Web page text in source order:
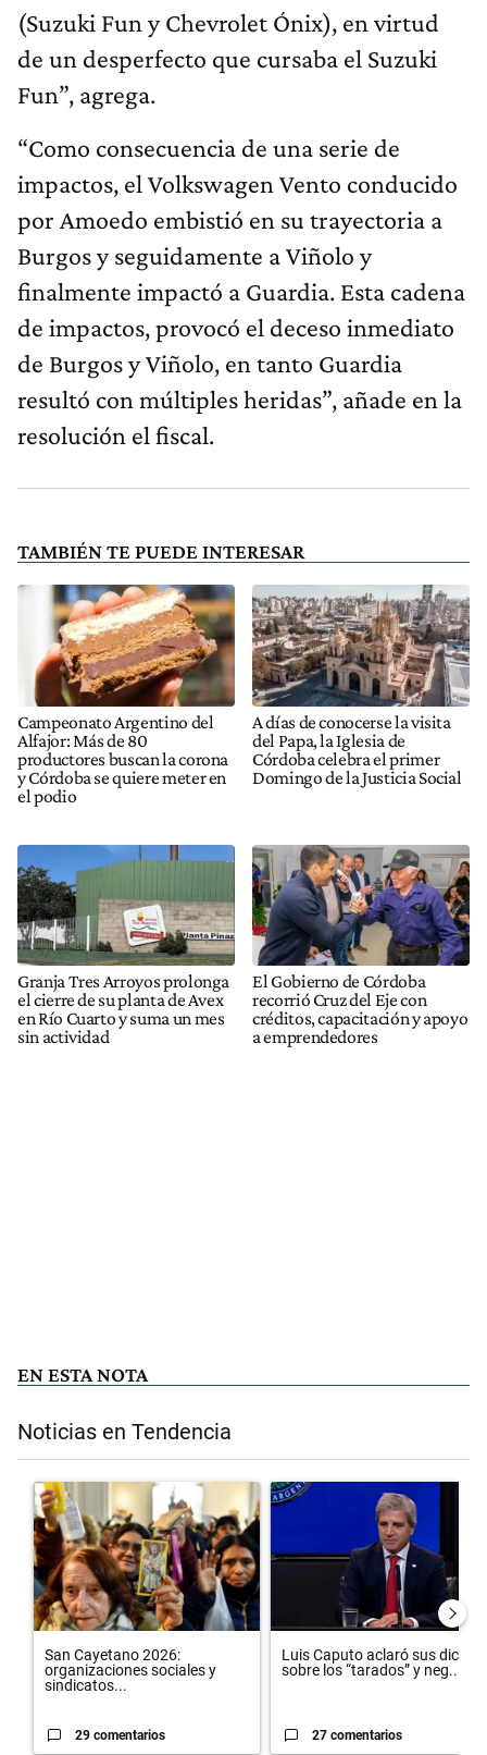
(Suzuki Fun y Chevrolet Ónix), en virtud
de un desperfecto que cursaba el Suzuki
Fun”, agrega.
“Como consecuencia de una serie de
impactos, el Volkswagen Vento conducido
por Amoedo embistió en su trayectoria a
Burgos y seguidamente a Viñolo y
finalmente impactó a Guardia. Esta cadena
de impactos, provocó el deceso inmediato
de Burgos y Viñolo, en tanto Guardia
resultó con múltiples heridas”, añade en la
resolución el fiscal.
TAMBIÉN TE PUEDE INTERESAR
Campeonato Argentino del
Alfajor: Más de 80
productores buscan la corona
y Córdoba se quiere meter en
el podio
A días de conocerse la visita
del Papa, la Iglesia de
Córdoba celebra el primer
Domingo de la Justicia Social
Granja Tres Arroyos prolonga
el cierre de su planta de Avex
en Río Cuarto y suma un mes
sin actividad
El Gobierno de Córdoba
recorrió Cruz del Eje con
créditos, capacitación y apoyo
a emprendedores
EN ESTA NOTA
Noticias en Tendencia
Un artículo de tendencia con el título "San Cayetano 2026:
San Cayetano 2026:
organizaciones sociales y
sindicatos...
29 comentarios
Un artículo de tendencia con el
Luis Caputo aclaró sus dichos
sobre los “tarados” y neg...
27 comentarios